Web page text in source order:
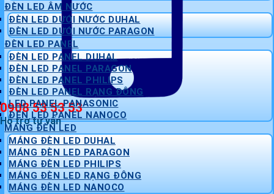
0908 53 53 53
Hỗ trợ tư vấn
ĐÈN LED ÂM NƯỚC
ĐÈN LED DƯỚI NƯỚC DUHAL
ĐÈN LED DƯỚI NƯỚC PARAGON
ĐÈN LED PANEL
ĐÈN LED PANEL DUHAL
ĐÈN LED PANEL PARAGON
ĐÈN LED PANEL PHILIPS
ĐÈN LED PANEL RẠNG ĐÔNG
LED PANEL PANASONIC
ĐÈN LED PANEL NANOCO
MÁNG ĐÈN LED
MÁNG ĐÈN LED DUHAL
MÁNG ĐÈN LED PARAGON
MÁNG ĐÈN LED PHILIPS
MÁNG ĐÈN LED RẠNG ĐÔNG
MÁNG ĐÈN LED NANOCO